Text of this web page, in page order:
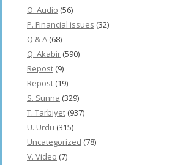
O. Audio (56)
P. Financial issues (32)
Q & A (68)
Q. Akabir (590)
Repost (9)
Repost (19)
S. Sunna (329)
T. Tarbiyet (937)
U. Urdu (315)
Uncategorized (78)
V. Video (7)